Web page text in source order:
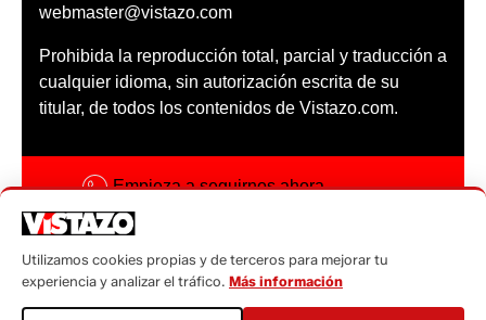
webmaster@vistazo.com
Prohibida la reproducción total, parcial y traducción a
cualquier idioma, sin autorización escrita de su
titular, de todos los contenidos de Vistazo.com.
Empieza a seguirnos ahora
Código ética
Sugerencias a:
Utilizamos cookies propias y de terceros para mejorar tu
experiencia y analizar el tráfico. Más información